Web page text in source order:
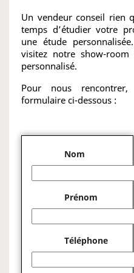
Un vendeur conseil rien
temps d’étudier votre
une étude
visitez notre show-
personnalisé.
Pour nous
formulaire ci-dessous :
Nom
Prénom
Téléphone